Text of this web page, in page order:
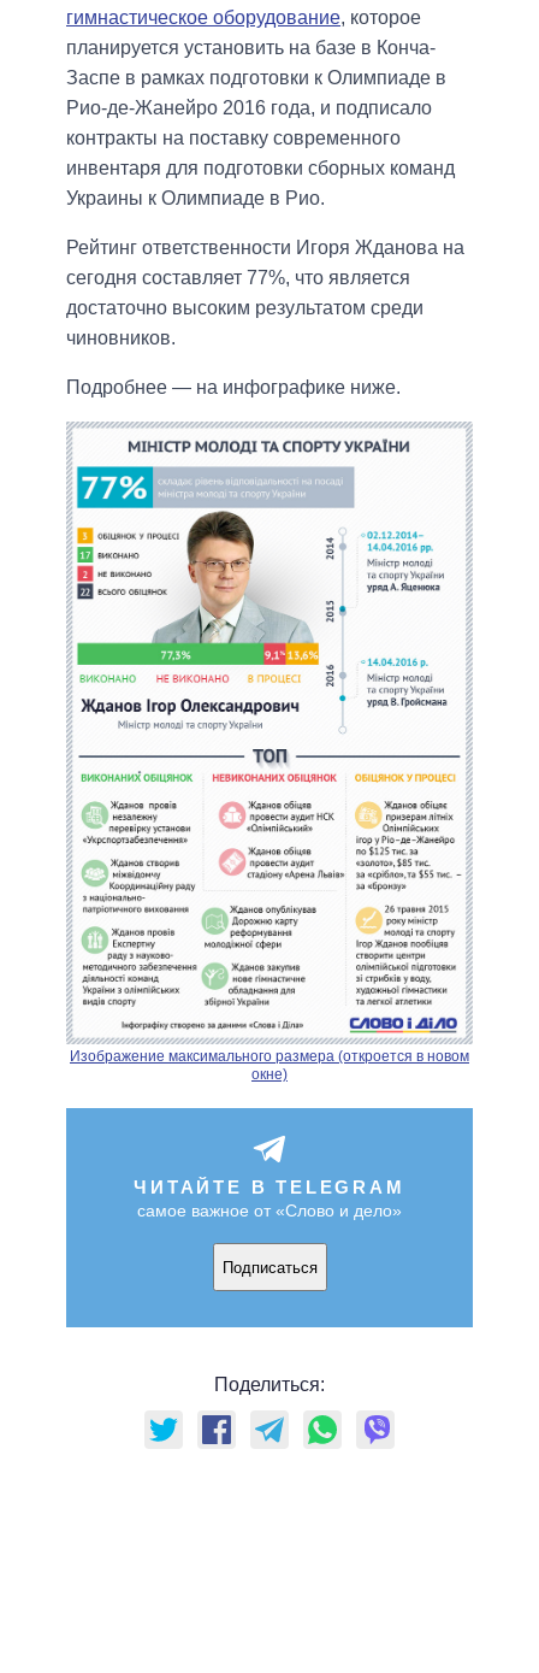
гимнастическое оборудование, которое
планируется установить на базе в Конча-
Заспе в рамках подготовки к Олимпиаде в
Рио-де-Жанейро 2016 года, и подписало
контракты на поставку современного
инвентаря для подготовки сборных команд
Украины к Олимпиаде в Рио.
Рейтинг ответственности Игоря Жданова на
сегодня составляет 77%, что является
достаточно высоким результатом среди
чиновников.
Подробнее — на инфографике ниже.
Изображение максимального размера (откроется в новом
окне)
ЧИТАЙТЕ В TELEGRAM
самое важное от «Слово и дело»
Подписаться
Поделиться: